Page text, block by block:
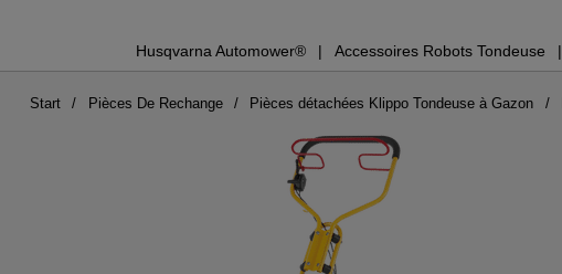
Husqvarna Automower® Accessoires Robots Tondeuse
Start Pièces De Rechange Pièces détachées Klippo Tondeuse à Gazon